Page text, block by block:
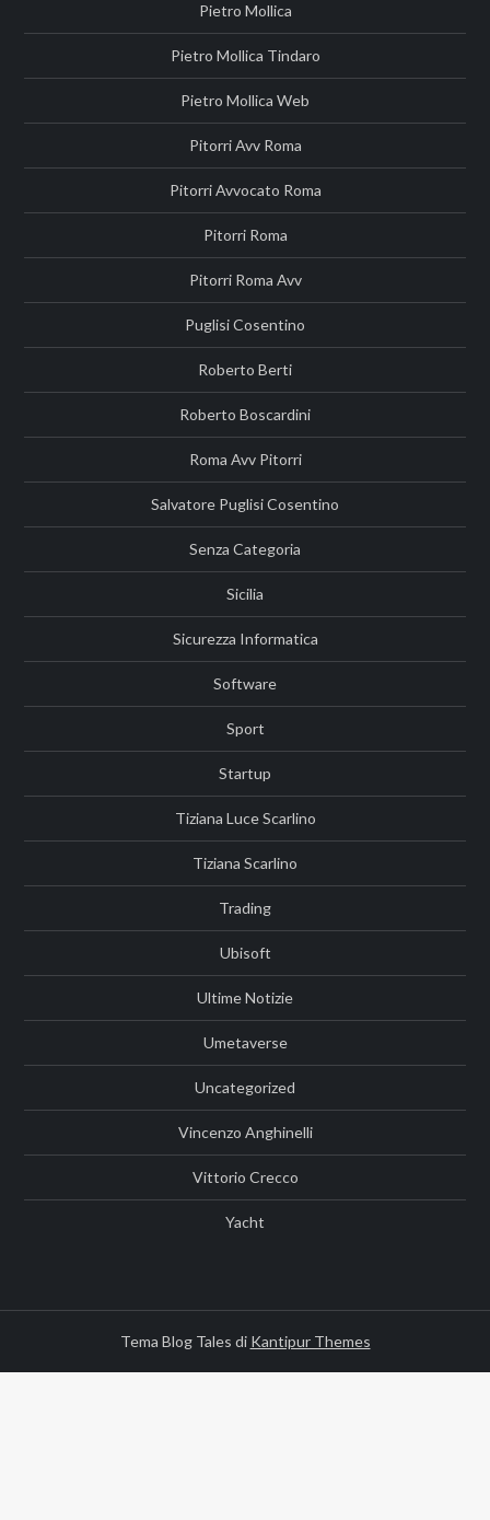
Pietro Mollica
Pietro Mollica Tindaro
Pietro Mollica Web
Pitorri Avv Roma
Pitorri Avvocato Roma
Pitorri Roma
Pitorri Roma Avv
Puglisi Cosentino
Roberto Berti
Roberto Boscardini
Roma Avv Pitorri
Salvatore Puglisi Cosentino
Senza Categoria
Sicilia
Sicurezza Informatica
Software
Sport
Startup
Tiziana Luce Scarlino
Tiziana Scarlino
Trading
Ubisoft
Ultime Notizie
Umetaverse
Uncategorized
Vincenzo Anghinelli
Vittorio Crecco
Yacht
Tema Blog Tales di Kantipur Themes